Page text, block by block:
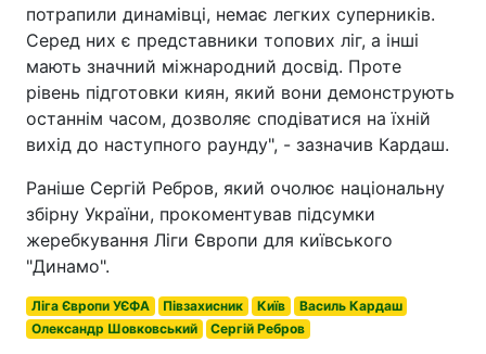
потрапили динамівці, немає легких суперників.
Серед них є представники топових ліг, а інші
мають значний міжнародний досвід. Проте
рівень підготовки киян, який вони демонструють
останнім часом, дозволяє сподіватися на їхній
вихід до наступного раунду", - зазначив Кардаш.
Раніше Сергій Ребров, який очолює національну
збірну України, прокоментував підсумки
жеребкування Ліги Європи для київського
"Динамо".
Ліга Європи УЄФА Півзахисник Київ
Василь Кардаш
Олександр Шовковський
Сергій Ребров